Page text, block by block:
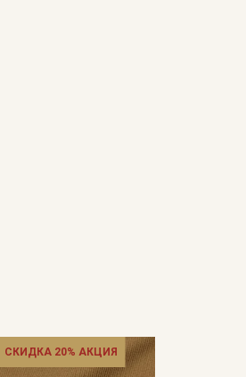
СКИДКА 20% АКЦИЯ